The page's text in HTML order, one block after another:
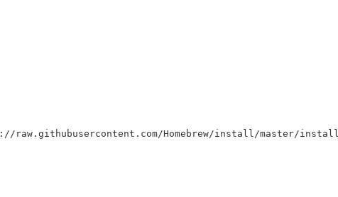
raw.githubusercontent.com/Homebrew/install/master/install